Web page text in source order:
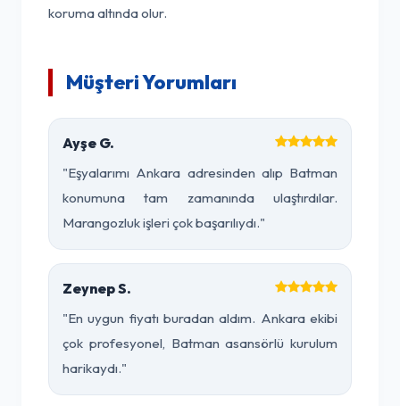
koruma altında olur.
Müşteri Yorumları
Ayşe G.
"Eşyalarımı Ankara adresinden alıp Batman
konumuna tam zamanında ulaştırdılar.
Marangozluk işleri çok başarılıydı."
Zeynep S.
"En uygun fiyatı buradan aldım. Ankara ekibi
çok profesyonel, Batman asansörlü kurulum
harikaydı."